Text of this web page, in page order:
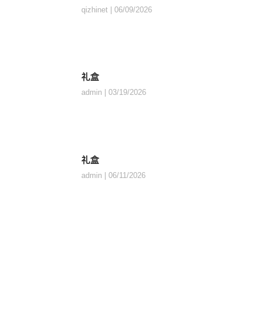
qizhinet 06/09/2026
礼盒
admin 03/19/2026
礼盒
admin 06/11/2026